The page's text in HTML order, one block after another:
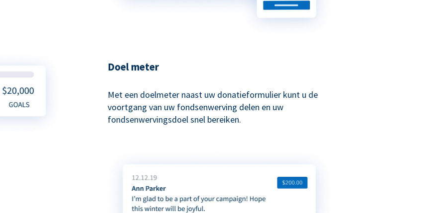
Doel meter
Met een doelmeter naast uw donatieformulier kunt u de
voortgang van uw fondsenwerving delen en uw
fondsenwervingsdoel snel bereiken.